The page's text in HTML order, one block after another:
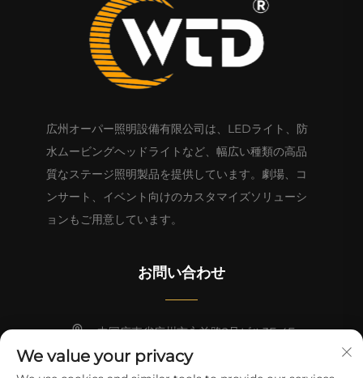
広州オーパー照明設備有限公司は、LEDライト、防
水ムービングヘッドライトなど、幅広い種類の高品
質なステージ照明製品を提供しています。劇場、コ
ンサート、イベント向けのカスタマイズソリューシ
ョンもご用意しています。
お問い合わせ
中国広東省広州市永益路2号ビル3F-4F
+86-13824494018
We value your privacy